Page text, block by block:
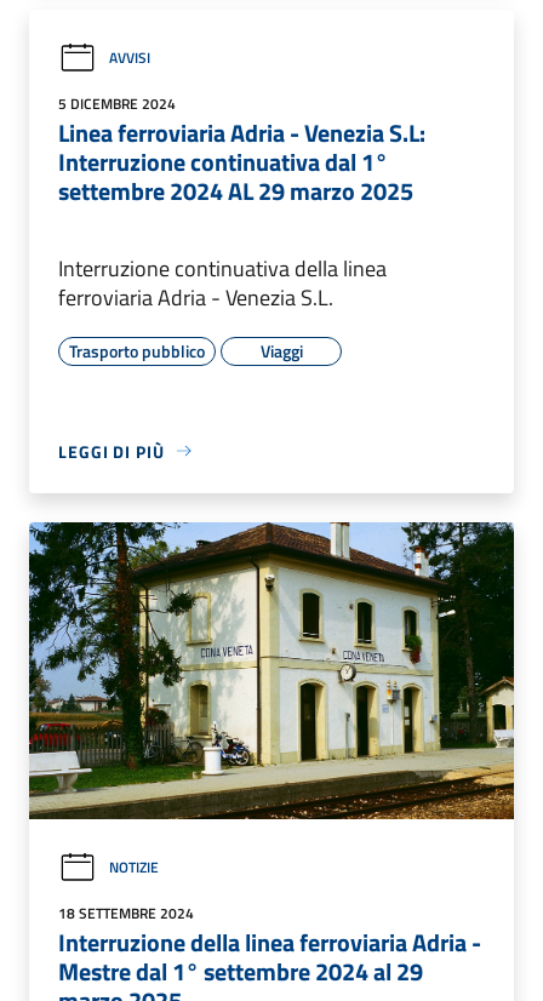
AVVISI
5 DICEMBRE 2024
Linea ferroviaria Adria - Venezia S.L:
Interruzione continuativa dal 1°
settembre 2024 AL 29 marzo 2025
Interruzione continuativa della linea
ferroviaria Adria - Venezia S.L.
Trasporto pubblico Viaggi
LEGGI DI PIÙ
NOTIZIE
18 SETTEMBRE 2024
Interruzione della linea ferroviaria Adria -
Mestre dal 1° settembre 2024 al 29